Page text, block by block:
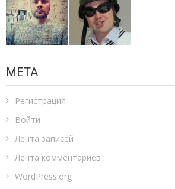
МЕТА
Регистрация
Войти
Лента записей
Лента комментариев
WordPress.org